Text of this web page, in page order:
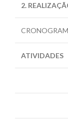
2.
ATIVIDADES